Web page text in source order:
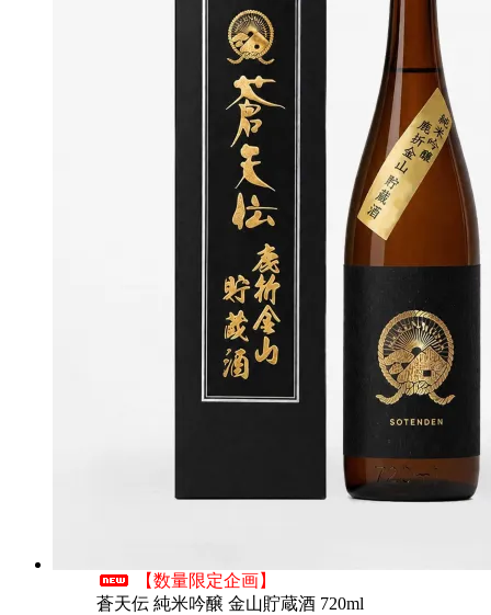
【数量限定企画】
蒼天伝 純米吟醸 金山貯蔵酒 720ml